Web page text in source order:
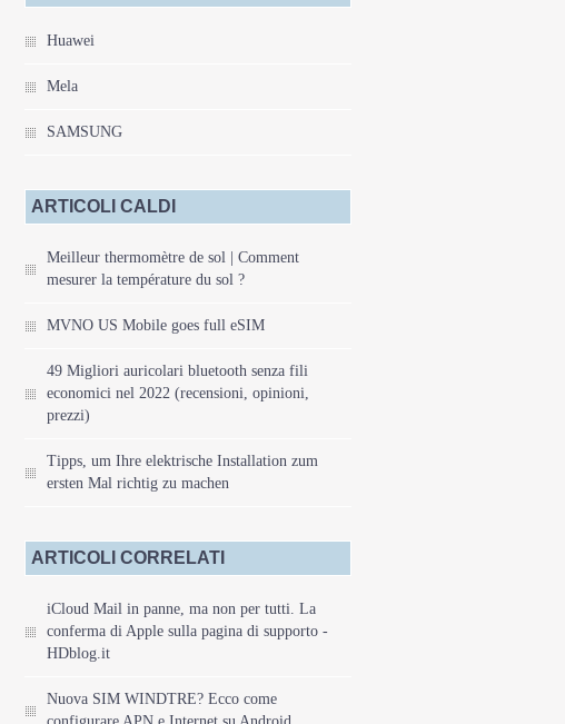
Huawei
Mela
SAMSUNG
ARTICOLI CALDI
Meilleur thermomètre de sol | Comment
mesurer la température du sol ?
MVNO US Mobile goes full eSIM
49 Migliori auricolari bluetooth senza fili
economici nel 2022 (recensioni, opinioni,
prezzi)
Tipps, um Ihre elektrische Installation zum
ersten Mal richtig zu machen
ARTICOLI CORRELATI
iCloud Mail in panne, ma non per tutti. La
conferma di Apple sulla pagina di supporto -
HDblog.it
Nuova SIM WINDTRE? Ecco come